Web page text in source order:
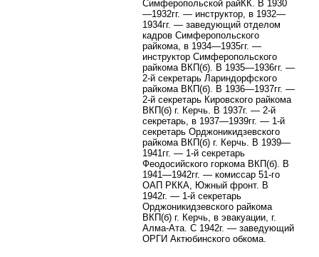
Симферопольской райКК. В 1930
—1932гг. — инструктор, в 1932—
1934гг. — заведующий отделом
кадров Симферопольского
райкома, в 1934—1935гг. —
инструктор Симферопольского
райкома ВКП(б). В 1935—1936гг. —
2-й секретарь Лариндорфского
райкома ВКП(б). В 1936—1937гг. —
2-й секретарь Кировского райкома
ВКП(б) г. Керчь. В 1937г. — 2-й
секретарь, в 1937—1939гг. — 1-й
секретарь Орджоникидзевского
райкома ВКП(б) г. Керчь. В 1939—
1941гг. — 1-й секретарь
Феодосийского горкома ВКП(б). В
1941—1942гг. — комиссар 51-го
ОАП РККА, Южный фронт. В
1942г. — 1-й секретарь
Орджоникидзевского райкома
ВКП(б) г. Керчь, в эвакуации, г.
Алма-Ата. С 1942г. — заведующий
ОРГИ Актюбинского обкома.